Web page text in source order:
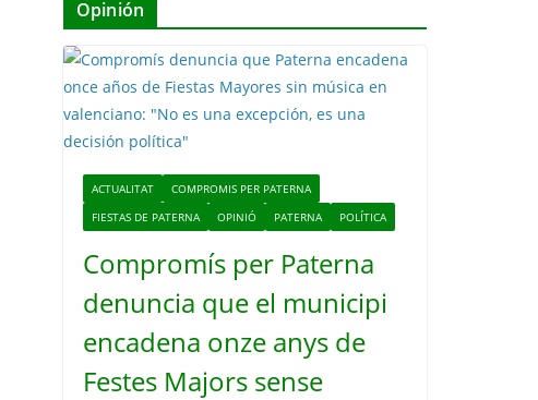
Opinión
ACTUALITAT
COMPROMIS PER PATERNA
FIESTAS DE PATERNA
OPINIÓ PATERNA POLÍTICA
Compromís per Paterna
denuncia que el municipi
encadena onze anys de
Festes Majors sense